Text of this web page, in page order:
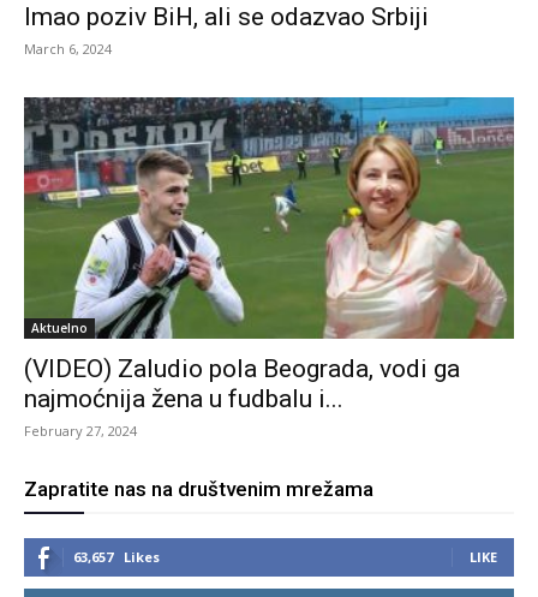
Imao poziv BiH, ali se odazvao Srbiji
March 6, 2024
Aktuelno
(VIDEO) Zaludio pola Beograda, vodi ga
najmoćnija žena u fudbalu i...
February 27, 2024
Zapratite nas na društvenim mrežama
63,657 Likes LIKE